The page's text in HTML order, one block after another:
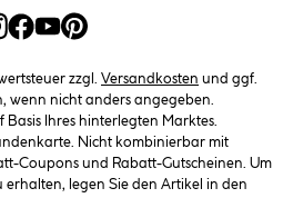
zzgl. Versandkosten und ggf.
wenn nicht anders angegeben.
Basis Ihres hinterlegten Marktes.
Nicht kombinierbar mit
Coupons und Rabatt-Gutscheinen. Um
legen Sie den Artikel in den